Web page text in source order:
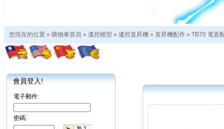
您現在的位置 » 購物車首頁 » 遙控模型 » 遙控直昇機 » 直昇機配件 » TB70 電直
會員登入!
電子郵件:
密碼: